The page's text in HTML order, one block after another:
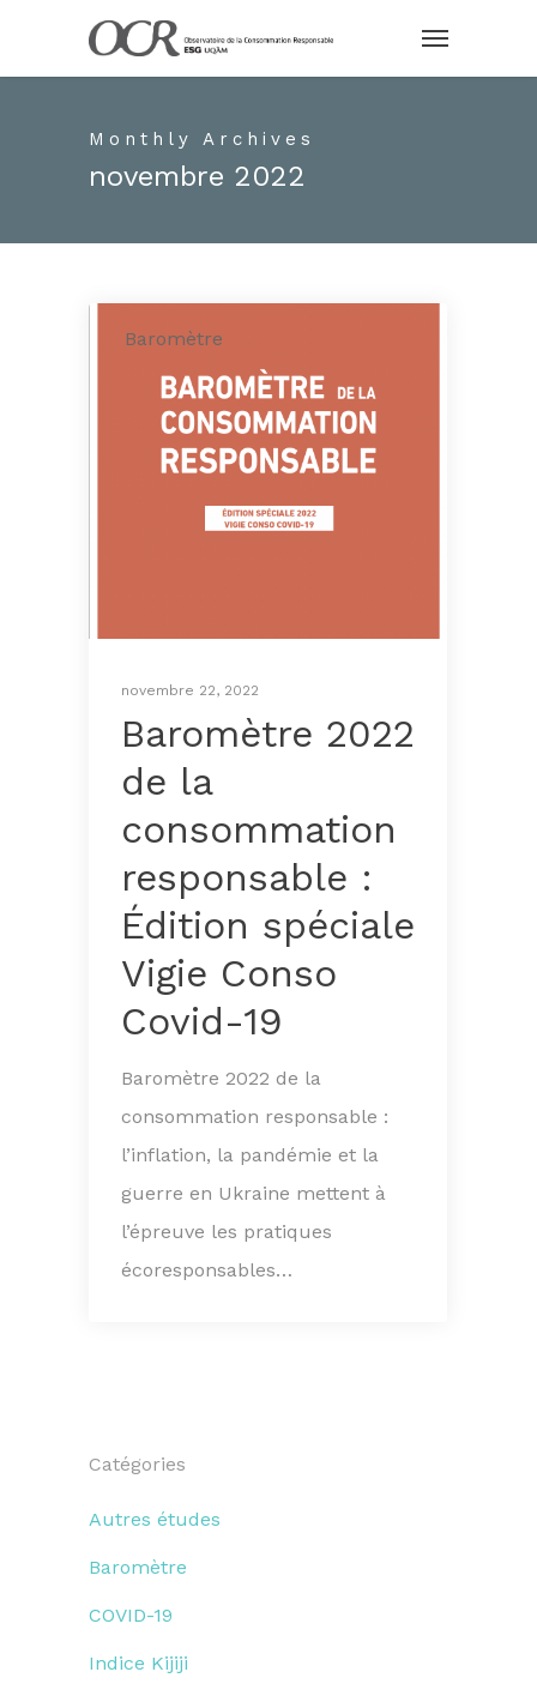
Monthly Archives
novembre 2022
Baromètre
novembre 22, 2022
Baromètre 2022
de la
consommation
responsable :
Édition spéciale
Vigie Conso
Covid-19
Baromètre 2022 de la
consommation responsable :
l’inflation, la pandémie et la
guerre en Ukraine mettent à
l’épreuve les pratiques
écoresponsables…
Catégories
Autres études
Baromètre
COVID-19
Indice Kijiji